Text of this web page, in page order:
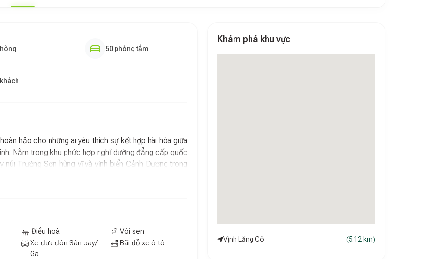
50 phòng tắm
hảo cho những ai yêu thích sự kết hợp hài hòa giữa
Nằm trong khu phức hợp nghỉ dưỡng đẳng cấp quốc
Trường Sơn hùng vĩ và vịnh biển Cảnh Dương trong
vẹn giữa thiên nhiên, nơi con người được thư giãn
hứng từ kiến trúc Á Đông đương đại với gam màu ấm
đều có hồ bơi riêng, khu vực sân vườn rộng rãi, phòng
cho những buổi sum họp gia đình hay tiệc BBQ
nét sang trọng vừa tạo cảm giác gần gũi, thoải mái.
Điều hoà
Vòi sen
Xe đưa đón Sân bay/
Ga
Bãi đỗ xe ô tô
Khám phá khu vực
Vịnh Lăng Cô (5.12 km)